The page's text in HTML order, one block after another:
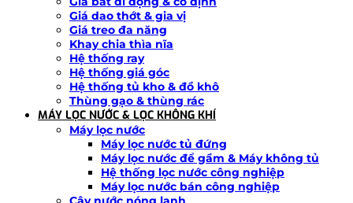
Giá dao thớt & gia vị
Giá treo đa năng
Khay chia thìa nĩa
Hệ thống ray
Hệ thống giá góc
Hệ thống tủ kho & đồ khô
Thùng gạo & thùng rác
MÁY LỌC NƯỚC & LỌC KHÔNG KHÍ
Máy lọc nước
Máy lọc nước tủ đứng
Máy lọc nước để gầm & Máy không tủ
Hệ thống lọc nước công nghiệp
Máy lọc nước bán công nghiệp